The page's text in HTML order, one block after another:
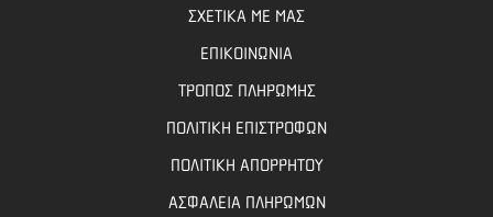
ΣΧΕΤΙΚΑ ΜΕ ΜΑΣ
ΕΠΙΚΟΙΝΩΝΙΑ
ΤΡΟΠΟΣ ΠΛΗΡΩΜΗΣ
ΠΟΛΙΤΙΚΗ ΕΠΙΣΤΡΟΦΩΝ
ΠΟΛΙΤΙΚΗ ΑΠΟΡΡΗΤΟΥ
ΑΣΦΑΛΕΙΑ ΠΛΗΡΩΜΩΝ